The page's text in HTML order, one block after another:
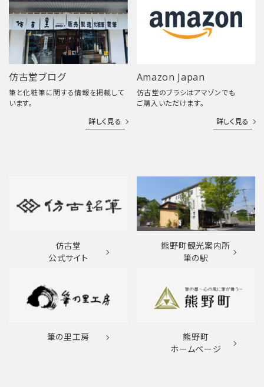
仿古堂ブログ
筆と化粧筆に関する情報を掲載して
います。
詳しく見る
Amazon Japan
仿古堂のブラシはアマゾンでも
ご購入いただけます。
詳しく見る
仿古堂
公式サイト
熊野町観光案内所
筆の駅
筆の里工房
熊野町
ホームページ